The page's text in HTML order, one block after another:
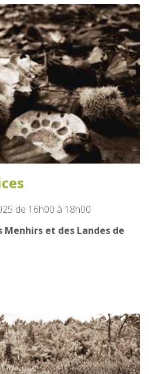
de 16h00 à 18h00
Menhirs et des Landes de